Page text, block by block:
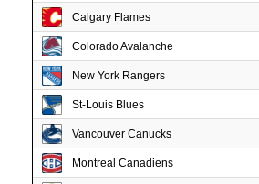
Calgary Flames
Colorado Avalanche
New York Rangers
St-Louis Blues
Vancouver Canucks
Montreal Canadiens